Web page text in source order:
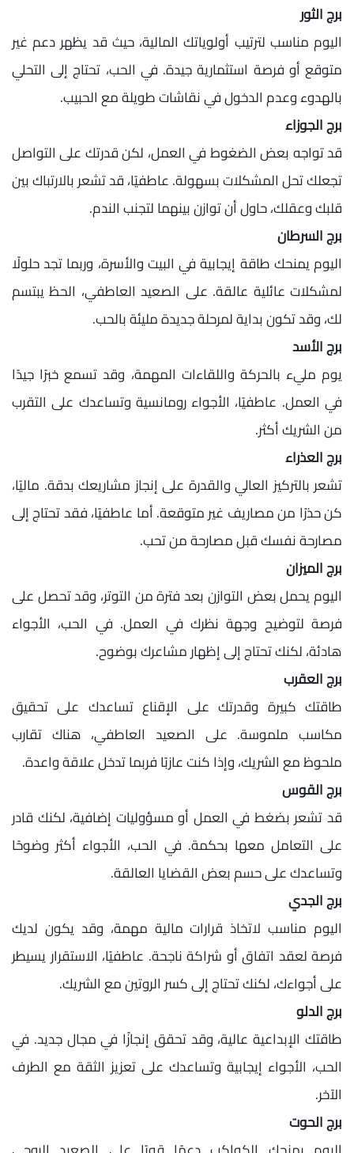
برج الثور
اليوم مناسب لترتيب أولوياتك المالية، حيث قد يظهر دعم غير
متوقع أو فرصة استثمارية جيدة. في الحب، تحتاج إلى التحلي
بالهدوء وعدم الدخول في نقاشات طويلة مع الحبيب.
برج الجوزاء
قد تواجه بعض الضغوط في العمل، لكن قدرتك على التواصل
تجعلك تحل المشكلات بسهولة. عاطفيًا، قد تشعر بالارتباك بين
قلبك وعقلك، حاول أن توازن بينهما لتجنب الندم.
برج السرطان
اليوم يمنحك طاقة إيجابية في البيت والأسرة، وربما تجد حلولًا
لمشكلات عائلية عالقة. على الصعيد العاطفي، الحظ يبتسم
لك، وقد تكون بداية لمرحلة جديدة مليئة بالحب.
برج الأسد
يوم مليء بالحركة واللقاءات المهمة، وقد تسمع خبرًا جيدًا
في العمل. عاطفيًا، الأجواء رومانسية وتساعدك على التقرب
من الشريك أكثر.
برج العذراء
تشعر بالتركيز العالي والقدرة على إنجاز مشاريعك بدقة. ماليًا،
كن حذرًا من مصاريف غير متوقعة. أما عاطفيًا، فقد تحتاج إلى
مصارحة نفسك قبل مصارحة من تحب.
برج الميزان
اليوم يحمل بعض التوازن بعد فترة من التوتر، وقد تحصل على
فرصة لتوضيح وجهة نظرك في العمل. في الحب، الأجواء
هادئة، لكنك تحتاج إلى إظهار مشاعرك بوضوح.
برج العقرب
طاقتك كبيرة وقدرتك على الإقناع تساعدك على تحقيق
مكاسب ملموسة. على الصعيد العاطفي، هناك تقارب
ملحوظ مع الشريك، وإذا كنت عازبًا فربما تدخل علاقة واعدة.
برج القوس
قد تشعر بضغط في العمل أو مسؤوليات إضافية، لكنك قادر
على التعامل معها بحكمة. في الحب، الأجواء أكثر وضوحًا
وتساعدك على حسم بعض القضايا العالقة.
برج الجدي
اليوم مناسب لاتخاذ قرارات مالية مهمة، وقد يكون لديك
فرصة لعقد اتفاق أو شراكة ناجحة. عاطفيًا، الاستقرار يسيطر
على أجواءك، لكنك تحتاج إلى كسر الروتين مع الشريك.
برج الدلو
طاقتك الإبداعية عالية، وقد تحقق إنجازًا في مجال جديد. في
الحب، الأجواء إيجابية وتساعدك على تعزيز الثقة مع الطرف
الآخر.
برج الحوت